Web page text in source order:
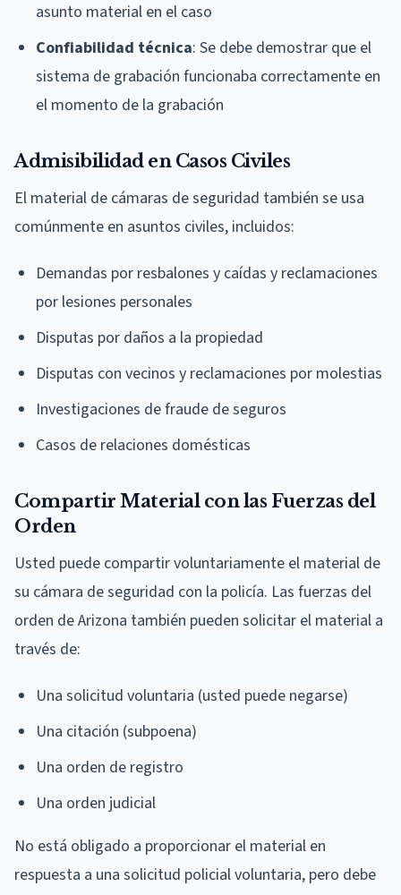
asunto material en el caso
Confiabilidad técnica: Se debe demostrar que el
sistema de grabación funcionaba correctamente en
el momento de la grabación
Admisibilidad en Casos Civiles
El material de cámaras de seguridad también se usa
comúnmente en asuntos civiles, incluidos:
Demandas por resbalones y caídas y reclamaciones
por lesiones personales
Disputas por daños a la propiedad
Disputas con vecinos y reclamaciones por molestias
Investigaciones de fraude de seguros
Casos de relaciones domésticas
Compartir Material con las Fuerzas del
Orden
Usted puede compartir voluntariamente el material de
su cámara de seguridad con la policía. Las fuerzas del
orden de Arizona también pueden solicitar el material a
través de:
Una solicitud voluntaria (usted puede negarse)
Una citación (subpoena)
Una orden de registro
Una orden judicial
No está obligado a proporcionar el material en
respuesta a una solicitud policial voluntaria, pero debe